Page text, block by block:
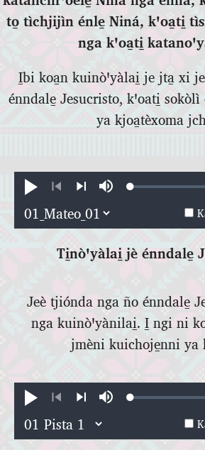
to̱ tìchjijìn énle̱ Niná, kꞌoa̱ti̱
nga kꞌoa̱ti̱
I̱bi koa̱n kuinòꞌyàlai̱ je jta̱ xi
énndale̱ Jesucristo, kꞌoati̱
ya kjoa̱tèxoma
Katafaꞌa
teꞌani
Xi
fì
Katasꞌejñà
Loaded:
Ti̱nòꞌyàlai̱ jè énndale̱
Jeè tjiónda nga ño énndale̱
nga kuinòꞌyànilai̱. I̱ ngi ni
jmèni kuichoje̱nni ya
Katafaꞌa
teꞌani
fì
Katasꞌejñà
Loaded: